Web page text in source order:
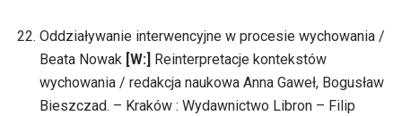
Oddziaływanie interwencyjne w procesie wychowania /
Beata Nowak [W:] Reinterpretacje kontekstów
wychowania / redakcja naukowa Anna Gaweł, Bogusław
Bieszczad. – Kraków : Wydawnictwo Libron – Filip